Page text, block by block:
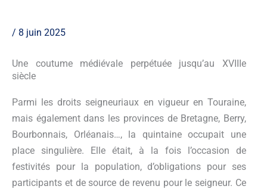
/ 8 juin 2025
Une coutume médiévale perpétuée jusqu’au XVIIIe
siècle
Parmi les droits seigneuriaux en vigueur en Touraine,
mais également dans les provinces de Bretagne, Berry,
Bourbonnais, Orléanais…, la quintaine occupait une
place singulière. Elle était, à la fois l’occasion de
festivités pour la population, d’obligations pour ses
participants et de source de revenu pour le seigneur. Ce